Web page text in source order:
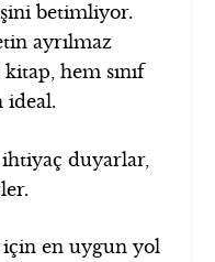
betimliyor.
ayrılmaz
hem sınıf
ideal.
duyarlar,
en uygun yol